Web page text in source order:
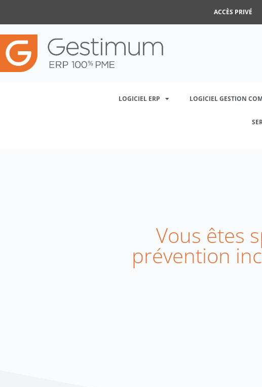
ACCÈS PRIVÉ
LOGICIEL ERP LOGICIEL GESTION
Vous êtes
prévention